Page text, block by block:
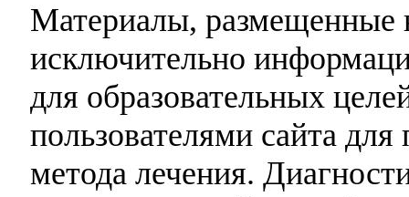
Материалы, размещенные
исключительно
для образовательных
пользователями сайта
метода лечения.